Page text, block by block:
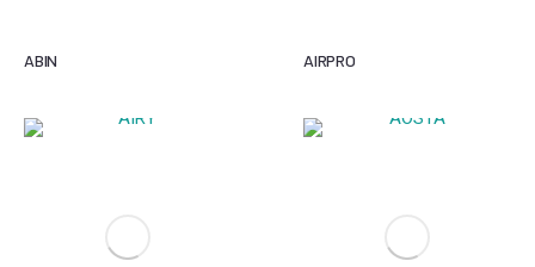
ABIN AIRPRO